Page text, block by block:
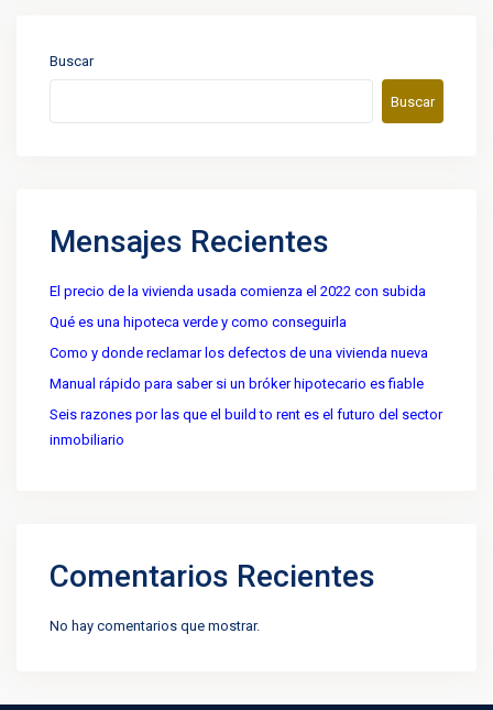
Buscar
Buscar
Mensajes Recientes
El precio de la vivienda usada comienza el 2022 con subida
Qué es una hipoteca verde y como conseguirla
Como y donde reclamar los defectos de una vivienda nueva
Manual rápido para saber si un bróker hipotecario es fiable
Seis razones por las que el build to rent es el futuro del sector
inmobiliario
Comentarios Recientes
No hay comentarios que mostrar.